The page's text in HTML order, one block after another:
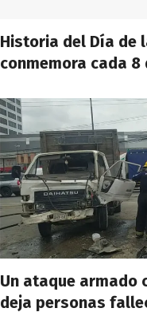
Historia del Día de
conmemora cada 8
Un ataque armado
deja personas